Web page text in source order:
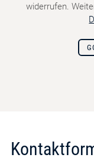
widerrufen.